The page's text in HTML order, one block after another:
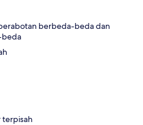
berbeda-beda dan
beda
terpisah